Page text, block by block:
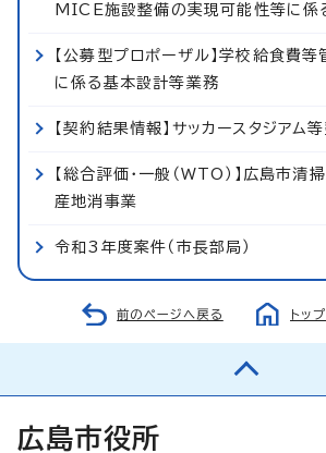
MICE施設整備の実現可能性等に係
【公募型プロポーザル】学校給食費
に係る基本設計等業務
【契約結果情報】サッカースタジアム
【総合評価・一般（WTO）】広島市清
産地消事業
令和3年度案件（市長部局）
前のページへ戻る トッ
広島市役所